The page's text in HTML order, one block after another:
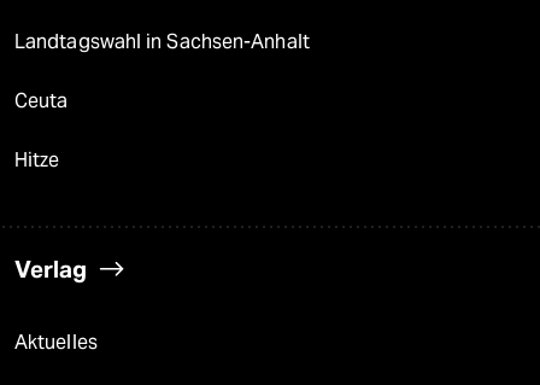
Landtagswahl in Sachsen-Anhalt
Ceuta
Hitze
Verlag
Aktuelles